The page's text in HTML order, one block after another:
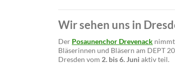
Wir sehen uns in
Der Posaunenchor Drevenack
Bläserinnen und Bläsern am DEPT
Dresden vom 2. bis 6. Juni aktiv teil.